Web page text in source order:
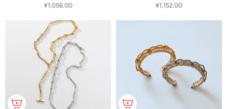
¥1,056.00 ¥1,152.00